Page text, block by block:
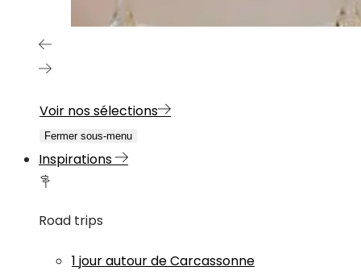
Voir nos sélections
Fermer sous-menu
Inspirations
Road trips
1 jour autour de Carcassonne